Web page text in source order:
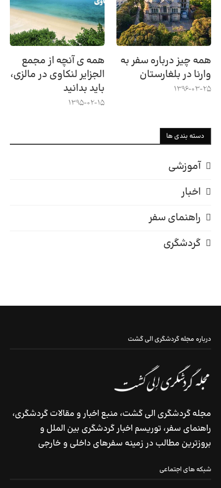
همه چیز درباره سفر به
وارنا در بلغارستان
1396-03-25
همه ی آنچه از مجمع
الجزایر لنکاوی در مالزی،
باید بدانید
1395-02-15
دسته بندی ها
آموزشی
اخبار
راهنمای سفر
گردشگری
درباره مجله گردشگری الی گشت
مجله گردشگری الی گشت، منبع اخبار و مقالات گردشگری،
راهنمای سفر، توریسم اخبار گردشگری بین الملل و
بروزترین مطالب در زمینه سفرهای داخلی و خارجی
شبکه های اجتماعی